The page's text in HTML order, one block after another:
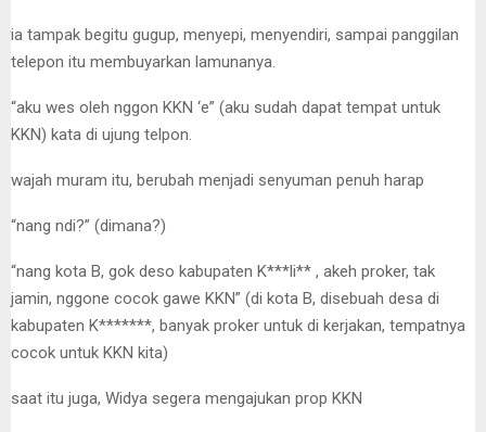
ia tampak begitu gugup, menyepi, menyendiri, sampai panggilan
telepon itu membuyarkan lamunanya.
“aku wes oleh nggon KKN ‘e” (aku sudah dapat tempat untuk
KKN) kata di ujung telpon.
wajah muram itu, berubah menjadi senyuman penuh harap
“nang ndi?” (dimana?)
“nang kota B, gok deso kabupaten K***li** , akeh proker, tak
jamin, nggone cocok gawe KKN” (di kota B, disebuah desa di
kabupaten K*******, banyak proker untuk di kerjakan, tempatnya
cocok untuk KKN kita)
saat itu juga, Widya segera mengajukan prop KKN